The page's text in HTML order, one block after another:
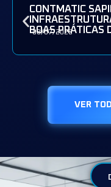
CONTMATIC
BOAS PRÁTICAS
08/07/2026
VER